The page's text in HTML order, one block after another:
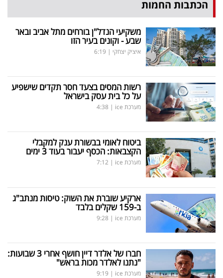
הכתבות החמות
משקיעי הנדל"ן בורחים מתל אביב ובאר
שבע - וקונים בעיר הזו
איציק יצחקי |
6:19
רשות המסים בצעד חסר תקדים שישפיע
על כל בית עסק בישראל
מערכת ice |
4:38
ביטוח לאומי בבשורת ענק למקבלי
הקצבאות: הכסף יעבור בעוד 3 ימים
מערכת ice |
7:12
ארקיע שוברת את השוק: טיסות מנתב"ג
ב-159 שקלים בלבד
מערכת ice |
9:28
חברו של אלדר דיין חושף אחרי 3 שבועות:
"נתנו לאלדר מכות בראש"
מערכת ice |
9:19